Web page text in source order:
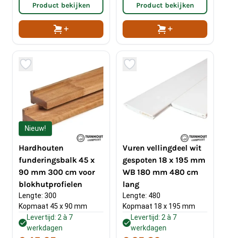
Product bekijken Product bekijken
Nieuw!
Hardhouten
funderingsbalk 45 x
90 mm 300 cm voor
blokhutprofielen
Lengte: 300
Kopmaat 45 x 90 mm
Levertijd: 2 à 7
werkdagen
Vuren vellingdeel wit
gespoten 18 x 195 mm
WB 180 mm 480 cm
lang
Lengte: 480
Kopmaat 18 x 195 mm
Levertijd: 2 à 7
werkdagen